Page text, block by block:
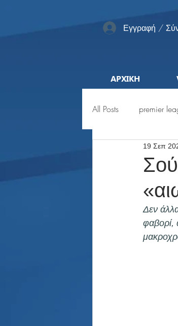
Εγγραφή /
ΑΡΧΙΚΗ
All Posts premier
Pro
Προκριματικά
Παρασκήνιο
19 Σεπ
Δεν
φαβορί,